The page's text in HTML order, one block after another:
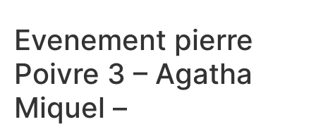
Evenement pierre
Poivre 3 – Agatha
Miquel –